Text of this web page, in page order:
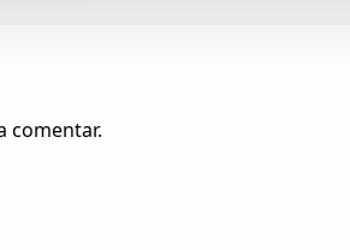
comentar.